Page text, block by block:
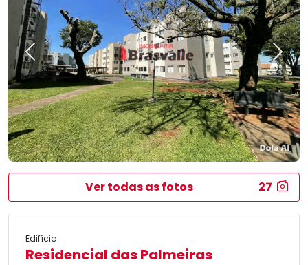
Previous Next
Ver todas as fotos 27
Edifício
Residencial das Palmeiras